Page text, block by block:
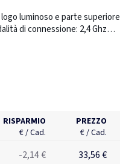
luminoso e parte superiore
di connessione: 2,4 Ghz
batteria ha il 20% di capacità
RISPARMIO
€ / Cad.
PREZZO
€ / Cad.
-2,14 €
33,56 €